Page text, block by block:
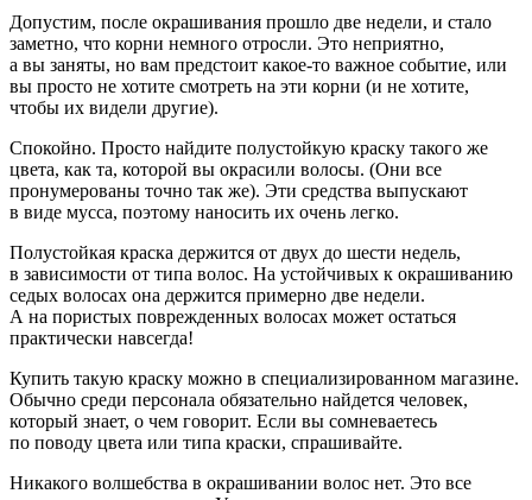
Допустим, после окрашивания прошло две недели, и стало
заметно, что корни немного отросли. Это неприятно,
а вы заняты, но вам предстоит какое-то важное событие, или
вы просто не хотите смотреть на эти корни (и не хотите,
чтобы их видели другие).
Спокойно. Просто найдите полустойкую краску такого же
цвета, как та, которой вы окрасили волосы. (Они все
пронумерованы точно так же). Эти средства выпускают
в виде мусса, поэтому наносить их очень легко.
Полустойкая краска держится от двух до шести недель,
в зависимости от типа волос. На устойчивых к окрашиванию
седых волосах она держится примерно две недели.
А на пористых поврежденных волосах может остаться
практически навсегда!
Купить такую краску можно в специализированном магазине.
Обычно среди персонала обязательно найдется человек,
который знает, о чем говорит. Если вы сомневаетесь
по поводу цвета или типа краски, спрашивайте.
Никакого волшебства в окрашивании волос нет. Это все